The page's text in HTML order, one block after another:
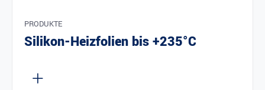
PRODUKTE
Silikon-Heizfolien bis +235°C